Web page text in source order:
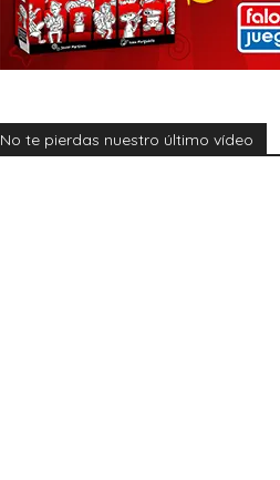
No te pierdas nuestro último vídeo